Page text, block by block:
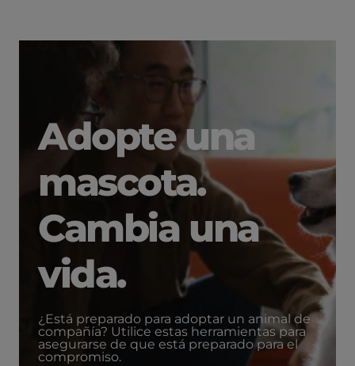
Adopte una
mascota.
Cambia una
vida.
¿Está preparado para adoptar un animal de
compañía? Utilice estas herramientas para
asegurarse de que está preparado para el
compromiso.